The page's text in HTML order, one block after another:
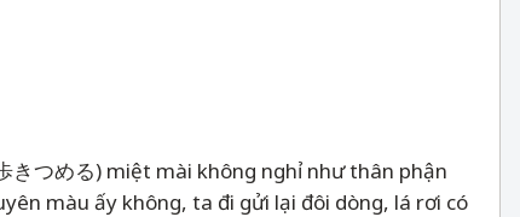
きつめる) miệt mài không nghỉ như thân phận
màu ấy không, ta đi gửi lại đôi dòng, lá rơi có